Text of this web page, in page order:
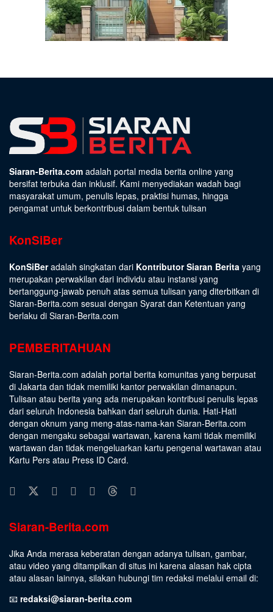
Siaran-Berita.com adalah portal media berita online yang
bersifat terbuka dan inklusif. Kami menyediakan wadah bagi
masyarakat umum, penulis lepas, praktisi humas, hingga
pengamat untuk berkontribusi dalam bentuk tulisan
KonSiBer
KonSiBeradalah singkatan dari Kontributor Siaran Berita yang
merupakan perwakilan dari individu atau instansi yang
bertanggung-jawab penuh atas semua tulisan yang diterbitkan di
Siaran-Berita.com sesuai dengan Syarat dan Ketentuan yang
berlaku di Siaran-Berita.com
PEMBERITAHUAN
Siaran-Berita.com adalah portal berita komunitas yang berpusat
di Jakarta dan tidak memiliki kantor perwakilan dimanapun.
Tulisan atau berita yang ada merupakan kontribusi penulis lepas
dari seluruh Indonesia bahkan dari seluruh dunia. Hati-Hati
dengan oknum yang meng-atas-nama-kan Siaran-Berita.com
dengan mengaku sebagai wartawan, karena kami tidak memiliki
wartawan dan tidak mengeluarkan kartu pengenal wartawan atau
Kartu Pers atau Press ID Card.
Siaran-Berita.com
Jika Anda merasa keberatan dengan adanya tulisan, gambar,
atau video yang ditampilkan di situs ini karena alasan hak cipta
atau alasan lainnya, silakan hubungi tim redaksi melalui email di:
📧 redaksi@siaran-berita.com